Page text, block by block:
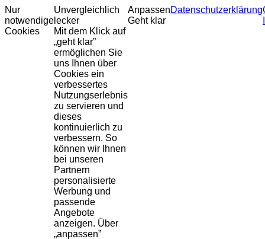
Nur
notwendige
Cookies
Unvergleichlich
lecker
Mit dem Klick auf
„geht klar”
ermöglichen Sie
uns Ihnen über
Cookies ein
verbessertes
Nutzungserlebnis
zu servieren und
dieses
kontinuierlich zu
verbessern. So
können wir Ihnen
bei unseren
Partnern
personalisierte
Werbung und
passende
Angebote
anzeigen. Über
„anpassen”
Anpassen
Geht klar
Datenschutzerklärung